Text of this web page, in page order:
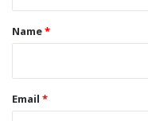
*Name*
Email *